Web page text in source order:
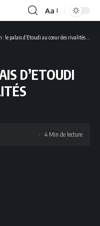
Font
Aa
palais d’Etoudi au cœur des rivalités électorales
D’ETOUDI
4 Min de lecture